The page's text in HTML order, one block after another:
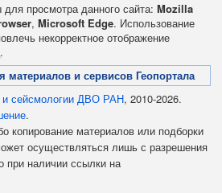
просмотра данного сайта: Mozilla
, Microsoft Edge. Использование
некорректное отображение
материалов и сервисов Геопортала
и сейсмологии ДВО РАН, 2010-2026.
.
копирование материалов или подборки
осуществляться лишь с разрешения
при наличии ссылки на